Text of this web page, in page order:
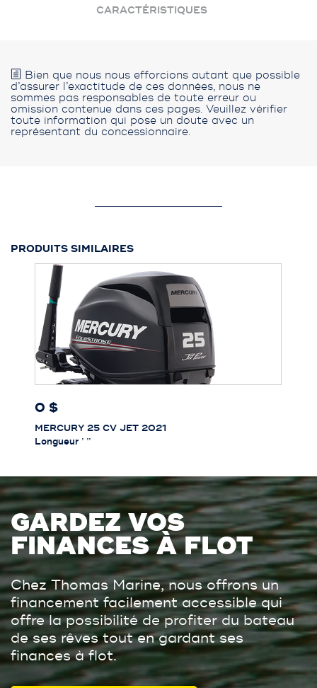
CARACTÉRISTIQUES
Bien que nous nous efforcions autant que possible
d’assurer l’exactitude de ces données, nous ne
sommes pas responsables de toute erreur ou
omission contenue dans ces pages. Veuillez vérifier
toute information qui pose un doute avec un
représentant du concessionnaire.
PRODUITS SIMILAIRES
0 $
MERCURY 25 CV JET 2021
Longueur ’ ’’
GARDEZ VOS
FINANCES À FLOT
Chez Thomas Marine, nous offrons un
financement facilement accessible qui
offre la possibilité de profiter du bateau
de ses rêves tout en gardant ses
finances à flot.